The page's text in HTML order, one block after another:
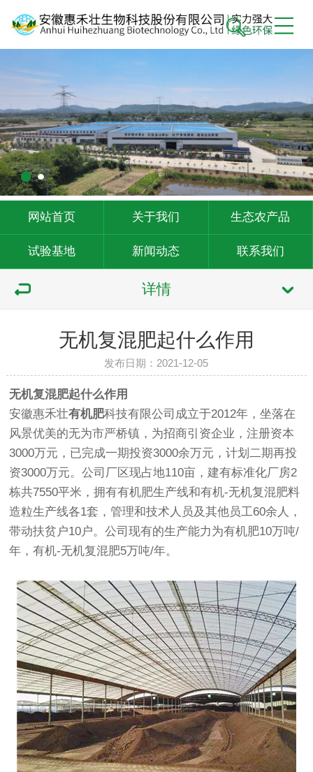
网站首页 关于我们 生态农产品
试验基地 新闻动态 联系我们
详情
无机复混肥起什么作用
发布日期：2021-12-05
无机复混肥起什么作用
安徽惠禾壮有机肥科技有限公司成立于2012年，坐落在
风景优美的无为市严桥镇，为招商引资企业，注册资本
3000万元，已完成一期投资3000余万元，计划二期再投
资3000万元。公司厂区现占地110亩，建有标准化厂房2
栋共7550平米，拥有有机肥生产线和有机-无机复混肥料
造粒生产线各1套，管理和技术人员及其他员工60余人，
带动扶贫户10户。公司现有的生产能力为有机肥10万吨/
年，有机-无机复混肥5万吨/年。